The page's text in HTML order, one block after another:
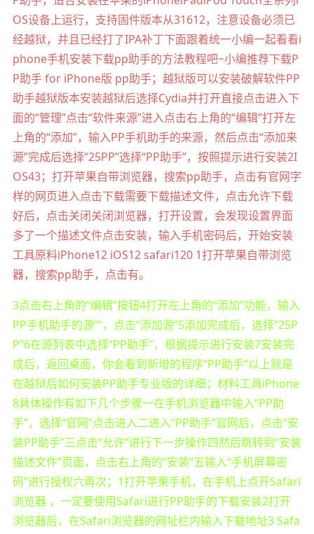
OS设备上运行，支持固件版本从31612，注意设备必须已
经越狱，并且已经打了IPA补丁下面跟着统一小编一起看看i
phone手机安装下载pp助手的方法教程吧~小编推荐下载P
P助手 for iPhone版 pp助手；越狱版可以安装破解软件PP
助手越狱版本安装越狱后选择Cydia并打开直接点击进入下
面的“管理”点击“软件来源”进入点击右上角的“编辑”打开左
上角的“添加”，输入PP手机助手的来源，然后点击“添加来
源”完成后选择“25PP”选择“PP助手”，按照提示进行安装2I
OS43；打开苹果自带浏览器，搜索pp助手，点击有官网字
样的网页进入点击下载需要下载描述文件，点击允许下载
好后，点击关闭关闭浏览器，打开设置，会发现设置界面
多了一个描述文件点击安装，输入手机密码后，开始安装
工具原料iPhone12 iOS12 safari120 1打开苹果自带浏览
器，搜索pp助手，点击有。
3点击右上角的“编辑”按钮4打开左上角的“添加”功能，输入
PP手机助手的源“”，点击“添加源”5添加完成后，选择“25P
P”6在源列表中选择“PP助手”，根据提示进行安装7安装完
成后，返回桌面，你会看到新增的程序“PP助手”以上就是
在越狱后如何安装PP助手专业版的详细；材料工具iPhone
8具体操作有如下几个步骤一在手机浏览器中输入“PP助
手”，选择“官网”点击进入二进入“PP助手”官网后，点击“安
装PP助手”三点击“允许”进行下一步操作四然后跳转到“安装
描述文件”页面，点击右上角的“安装”五输入“手机屏幕密
码”进行授权六再次；1打开苹果手机，在手机上点开Safari
浏览器 ，一定要使用Safari进行PP助手的下载安装2打开
浏览器后，在Safari浏览器的网址栏内输入下载地址3 Safa